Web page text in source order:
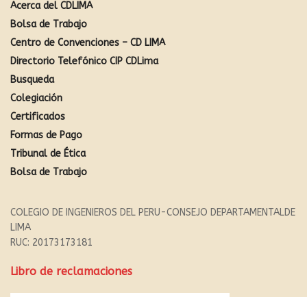
Acerca del CDLIMA
Bolsa de Trabajo
Centro de Convenciones – CD LIMA
Directorio Telefónico CIP CDLima
Busqueda
Colegiación
Certificados
Formas de Pago
Tribunal de Ética
Bolsa de Trabajo
COLEGIO DE INGENIEROS DEL PERU-CONSEJO DEPARTAMENTALDE
LIMA
RUC: 20173173181
Libro de reclamaciones